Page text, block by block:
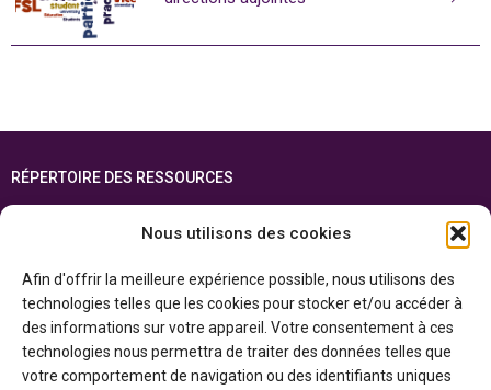
Nous utilisons des cookies
Afin d'offrir la meilleure expérience possible, nous utilisons des
technologies telles que les cookies pour stocker et/ou accéder à
des informations sur votre appareil. Votre consentement à ces
technologies nous permettra de traiter des données telles que
votre comportement de navigation ou des identifiants uniques
RÉPERTOIRE DES RESSOURCES
ENGLISH
Cette ressource est réalisée grâce au soutien financier du gouvernement de
l’Ontario et du gouvernement duCanada par l’entremise du ministère du
Patrimoine canadien